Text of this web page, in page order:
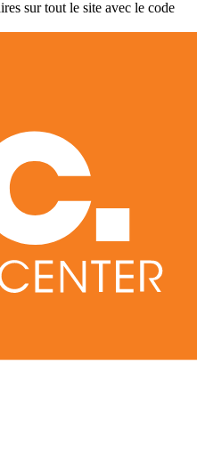
sur tout le site avec le code